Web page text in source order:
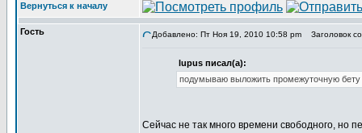
Вернуться к началу
Гость Добавлено: Пт Ноя 19, 2010 10:58 pm Заголовок
lupus писал(а):
подумываю выложить промежуточную бету
Сейчас не так много времени свободного, но